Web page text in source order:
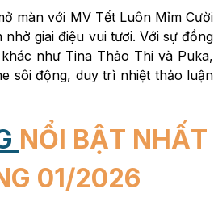
màn với MV Tết Luôn Mỉm Cười
giai điệu vui tươi. Với sự đồng
như Tina Thảo Thi và Puka,
sôi động, duy trì nhiệt thảo luận
NỔI BẬT NHẤT
01/2026